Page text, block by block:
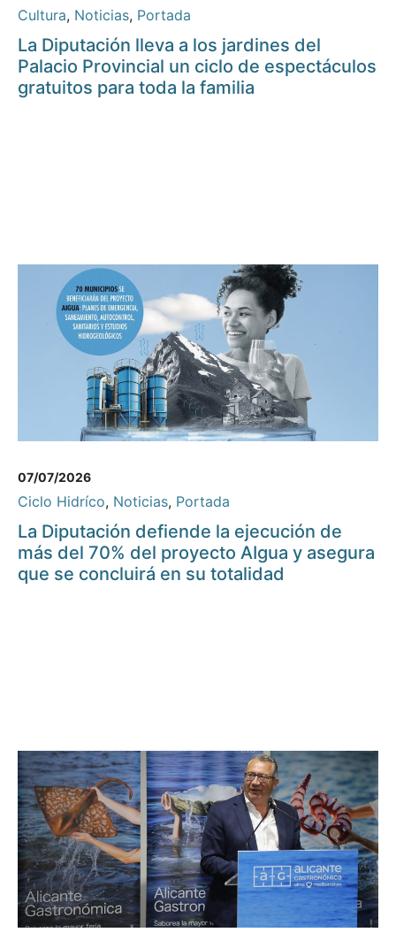
Cultura, Noticias, Portada
La Diputación lleva a los jardines del
Palacio Provincial un ciclo de espectáculos
gratuitos para toda la familia
07/07/2026
Ciclo Hidríco, Noticias, Portada
La Diputación defiende la ejecución de
más del 70% del proyecto AIgua y asegura
que se concluirá en su totalidad